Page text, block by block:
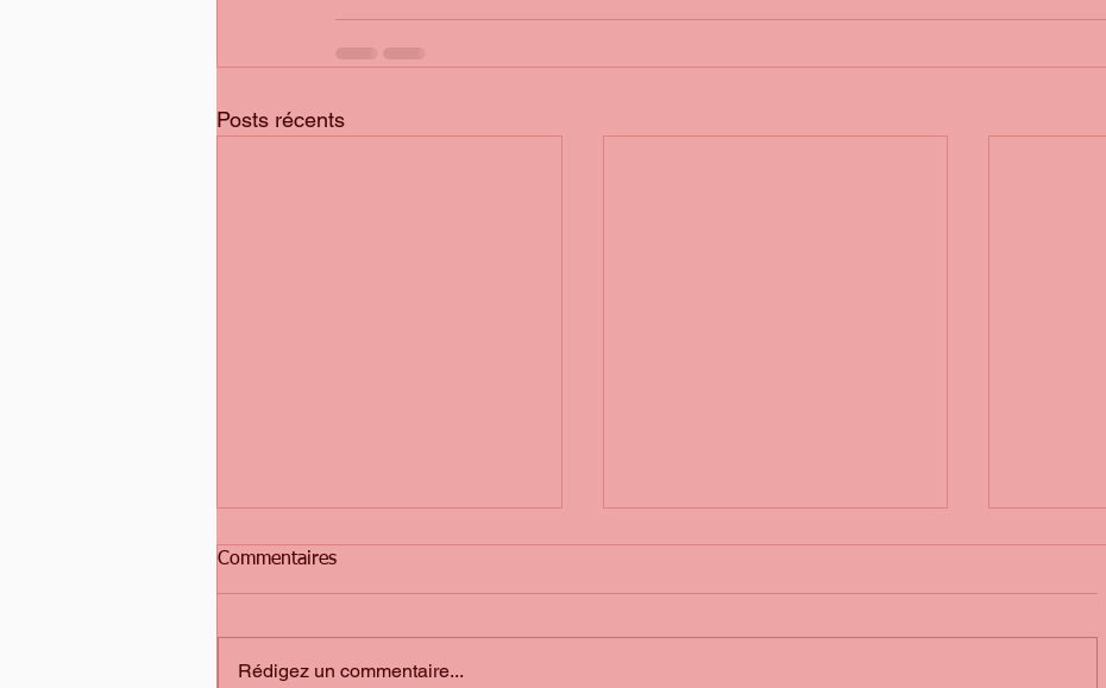
Posts récents
Commentaires
Rédigez un commentaire...